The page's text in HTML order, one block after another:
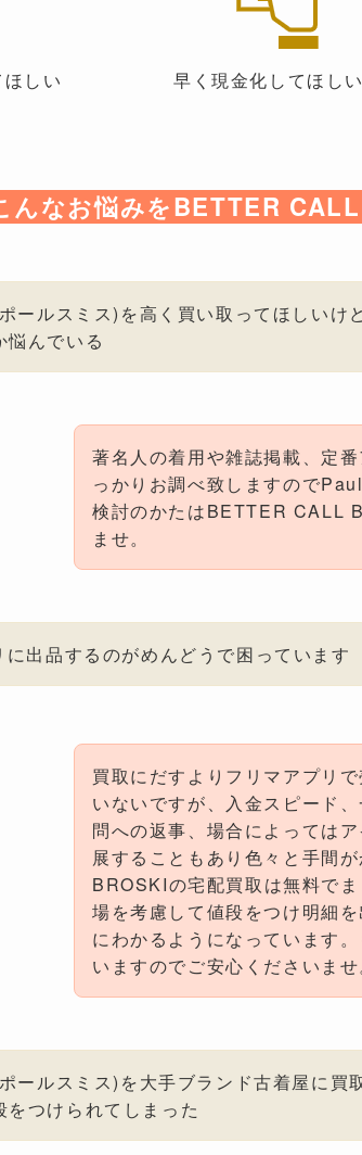
しい 早く現金化してほしい
んなお悩みをBETTER
ールスミス)を高く買い取ってほしいけ
悩んでいる
著名人の着用や雑誌掲載、定
っかりお調べ致しますので
検討のかたはBETTER CALL
ませ。
出品するのがめんどうで困っています
買取にだすよりフリマアプリ
いないですが、入金スピード
問への返事、場合によっては
展することもあり色々と手間
BROSKIの宅配買取は無料で
場を考慮して値段をつけ明細
にわかるようになっています
いますのでご安心くださいませ
ールスミス)を大手ブランド古着屋に買
をつけられてしまった